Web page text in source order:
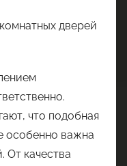
что подобная
особенно важна
качества